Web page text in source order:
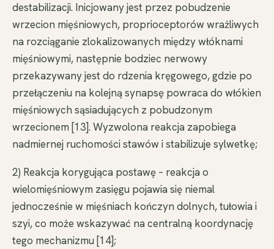
destabilizacji. Inicjowany jest przez pobudzenie
wrzecion mięśniowych, proprioceptorów wrażliwych
na rozciąganie zlokalizowanych między włóknami
mięśniowymi, następnie bodziec nerwowy
przekazywany jest do rdzenia kręgowego, gdzie po
przełączeniu na kolejną synapsę powraca do włókien
mięśniowych sąsiadujących z pobudzonym
wrzecionem [13]. Wyzwolona reakcja zapobiega
nadmiernej ruchomości stawów i stabilizuje sylwetkę;
2) Reakcja korygująca postawę – reakcja o
wielomięśniowym zasięgu pojawia się niemal
jednocześnie w mięśniach kończyn dolnych, tułowia i
szyi, co może wskazywać na centralną koordynację
tego mechanizmu [14];